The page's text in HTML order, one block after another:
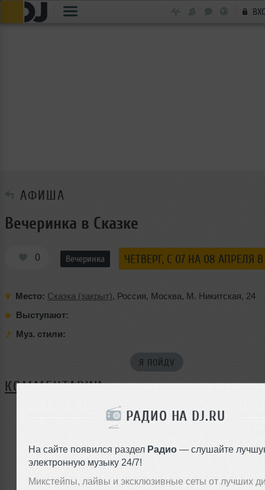
РАДИО НА DJ.RU
На сайте появился раздел Радио — слушайте
электронную музыку 24/7!
Микстейпы, лайвы и эксклюзивные сеты от лучших
АФИША
Вечеринка в Сказке
0 Вечеринка ЧЕТВЕРГ, C 07 НА 08 АПРЕЛЯ
Место: Сказка (закрыт), Россия, Москва, М. Никитская, 24
Выступают:
Муз. стили:
Я ПОЙДУ
КОММЕНТАРИИ
Или
войдите на сайт